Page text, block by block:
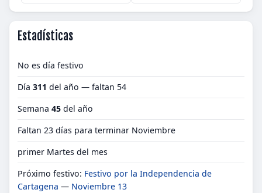
Estadísticas
No es día festivo
Día 311 del año — faltan 54
Semana 45 del año
Faltan 23 días para terminar Noviembre
primer Martes del mes
Próximo festivo: Festivo por la Independencia de
Cartagena — Noviembre 13